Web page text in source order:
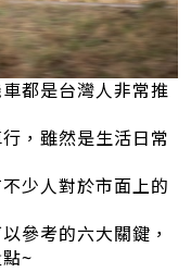
都是台灣人非常推
，雖然是生活日常
少人對於市面上的
參考的六大關鍵，
~